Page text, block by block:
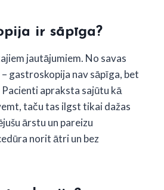
ir sāpīga?
jautājumiem. No savas
gastroskopija nav sāpīga, bet
apraksta sajūtu kā
taču tas ilgst tikai dažas
ārstu un pareizu
norit ātri un bez